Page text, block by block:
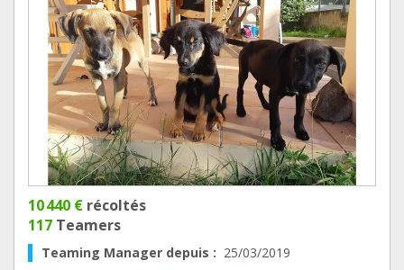
10 440 € récoltés
117 Teamers
Teaming Manager depuis : 25/03/2019